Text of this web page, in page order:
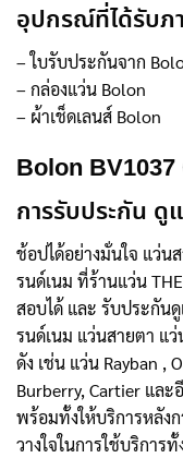
อุปกรณ์ที่ได้รับภ
– ใบรับประกันจาก
– กล่องแว่น Bolon
– ผ้าเช็ดเลนส์ Bolon
Bolon BV1037
การรับประกัน ดู
ช้อปได้อย่างมั่นใจ แว่
รนด์เนม ที่ร้านแว่น
สอบได้ และ รับประกัน
รนด์เนม แว่นสายตา แ
ดัง เช่น แว่น Rayban ,
Burberry, Cartier แล
พร้อมทั้งให้บริการหลัง
วางใจในการใช้บริการ